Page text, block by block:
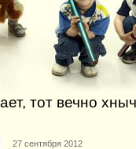
тот вечно
27 сентября 2012